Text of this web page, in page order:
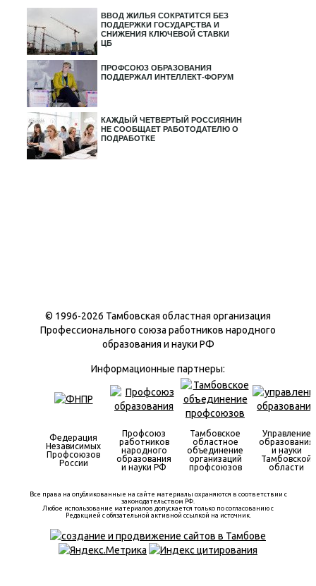
ВВОД ЖИЛЬЯ СОКРАТИТСЯ БЕЗ
ПОДДЕРЖКИ ГОСУДАРСТВА И
СНИЖЕНИЯ КЛЮЧЕВОЙ СТАВКИ
ЦБ
ПРОФСОЮЗ ОБРАЗОВАНИЯ
ПОДДЕРЖАЛ ИНТЕЛЛЕКТ-ФОРУМ
КАЖДЫЙ ЧЕТВЕРТЫЙ РОССИЯНИН
НЕ СООБЩАЕТ РАБОТОДАТЕЛЮ О
ПОДРАБОТКЕ
© 1996-2026 Тамбовская областная организация
Профессионального союза работников народного
образования и науки РФ
Информационные партнеры:
Федерация
Независимых
Профсоюзов
России
Профсоюз
работников
народного
образования
и науки РФ
Тамбовское
областное
объединение
организаций
профсоюзов
Управление
образования
и науки
Тамбовской
области
Все права на опубликованные на сайте материалы охраняются в соответствии с
законодательством РФ.
Любое использование материалов допускается только по согласованию с
Редакцией с обязательной активной ссылкой на источник.